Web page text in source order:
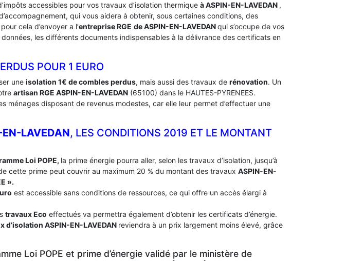
accessibles pour vos travaux d’isolation thermique à ASPIN-EN-LAVEDAN ,
qui vous aidera à obtenir, sous certaines conditions, des
cela d’envoyer a l’entreprise RGE de ASPIN-EN-LAVEDANqui s’occupe de vos
données, les différents documents indispensables à la délivrance des certificats en
POUR 1 EURO
une isolation 1€ de combles perdus, mais aussi des travaux de rénovation. Un
artisan RGE ASPIN-EN-LAVEDAN (65100) dans le HAUTES-PYRENEES.
ménages disposant de revenus modestes, car elle leur permet d’effectuer une
LAVEDAN, LES CONDITIONS 2019 ET LE MONTANT
Loi POPE, la prime énergie pourra aller, selon les travaux d’isolation, jusqu’à
cette prime peut couvrir au maximum 20 % du montant des travaux ASPIN-EN-
».
est accessible sans conditions de ressources, ce qui offre un accès élargi à
travaux Eco effectués va permettra également d’obtenir les certificats d’énergie.
d’isolation ASPIN-EN-LAVEDAN reviendra à un prix largement moins élevé, grâce
Loi POPE et prime d’énergie validé par le ministère de